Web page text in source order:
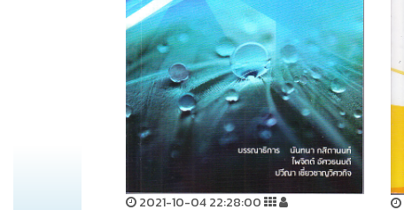
2021-10-04 22:28:00